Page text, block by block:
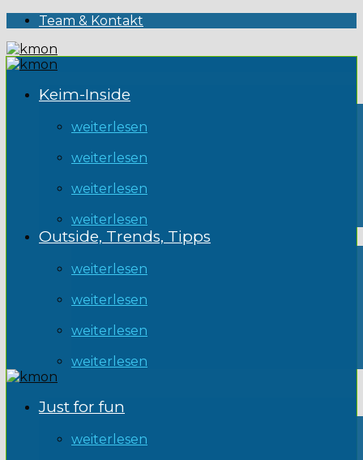
Team & Kontakt
Keim-Inside
weiterlesen
weiterlesen
weiterlesen
weiterlesen
Outside, Trends, Tipps
weiterlesen
weiterlesen
weiterlesen
weiterlesen
Just for fun
weiterlesen